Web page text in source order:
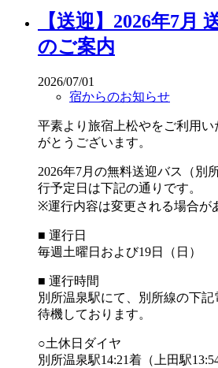
【送迎】2026年7月
のご案内
2026/07/01
宿からのお知らせ
平素より旅宿上松やをご利用い
がとうございます。
2026年7月の無料送迎バス（別
行予定日は下記の通りです。
※運行内容は変更される場合が
■ 運行日
毎週土曜日および19日（日）
■ 運行時間
別所温泉駅にて、別所線の下
待機しております。
○土休日ダイヤ
別所温泉駅14:21着（上田駅13:54